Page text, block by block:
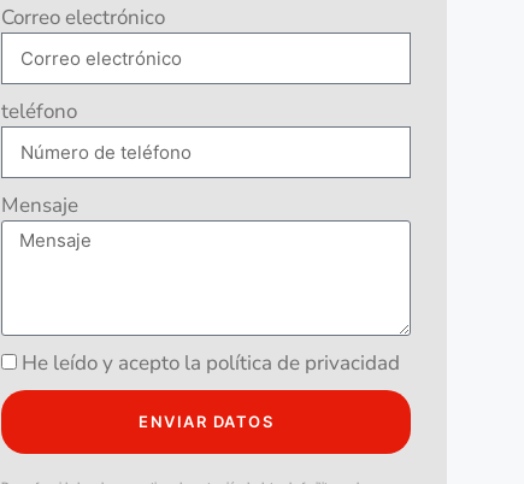
Correo electrónico
teléfono
Mensaje
He leído y acepto la política de privacidad
ENVIAR DATOS